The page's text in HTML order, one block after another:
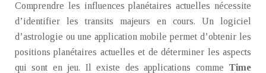
Comprendre les influences planétaires actuelles nécessite
d’identifier les transits majeurs en cours. Un logiciel
d’astrologie ou une application mobile permet d’obtenir les
positions planétaires actuelles et de déterminer les aspects
qui sont en jeu. Il existe des applications comme Time